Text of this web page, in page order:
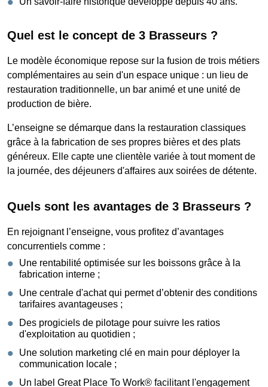
Quel est le concept de 3 Brasseurs ?
Le modèle économique repose sur la fusion de trois métiers
complémentaires au sein d'un espace unique : un lieu de
restauration traditionnelle, un bar animé et une unité de
production de bière.
L’enseigne se démarque dans la restauration classiques
grâce à la fabrication de ses propres bières et des plats
généreux. Elle capte une clientèle variée à tout moment de
la journée, des déjeuners d'affaires aux soirées de détente.
Quels sont les avantages de 3 Brasseurs ?
En rejoignant l’enseigne, vous profitez d’avantages
concurrentiels comme :
Une rentabilité optimisée sur les boissons grâce à la
fabrication interne ;
Une centrale d'achat qui permet d’obtenir des conditions
tarifaires avantageuses ;
Des progiciels de pilotage pour suivre les ratios
d'exploitation au quotidien ;
Une solution marketing clé en main pour déployer la
communication locale ;
Un label Great Place To Work® facilitant l'engagement